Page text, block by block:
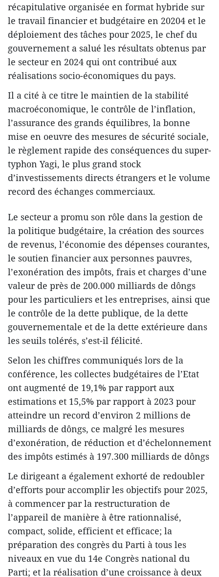
récapitulative organisée en format hybride sur
le travail financier et budgétaire en 20204 et le
déploiement des tâches pour 2025, le chef du
gouvernement a salué les résultats obtenus par
le secteur en 2024 qui ont contribué aux
réalisations socio-économiques du pays.
Il a cité à ce titre le maintien de la stabilité
macroéconomique, le contrôle de l’inflation,
l’assurance des grands équilibres, la bonne
mise en oeuvre des mesures de sécurité sociale,
le règlement rapide des conséquences du super-
typhon Yagi, le plus grand stock
d’investissements directs étrangers et le volume
record des échanges commerciaux.
Le secteur a promu son rôle dans la gestion de
la politique budgétaire, la création des sources
de revenus, l’économie des dépenses courantes,
le soutien financier aux personnes pauvres,
l’exonération des impôts, frais et charges d’une
valeur de près de 200.000 milliards de dôngs
pour les particuliers et les entreprises, ainsi que
le contrôle de la dette publique, de la dette
gouvernementale et de la dette extérieure dans
les seuils tolérés, s’est-il félicité.
Selon les chiffres communiqués lors de la
conférence, les collectes budgétaires de l’Etat
ont augmenté de 19,1% par rapport aux
estimations et 15,5% par rapport à 2023 pour
atteindre un record d’environ 2 millions de
milliards de dôngs, ce malgré les mesures
d’exonération, de réduction et d’échelonnement
des impôts estimés à 197.300 milliards de dôngs
Le dirigeant a également exhorté de redoubler
d’efforts pour accomplir les objectifs pour 2025,
à commencer par la restructuration de
l’appareil de manière à être rationnalisé,
compact, solide, efficient et efficace; la
préparation des congrès du Parti à tous les
niveaux en vue du 14e Congrès national du
Parti; et la réalisation d’une croissance à deux